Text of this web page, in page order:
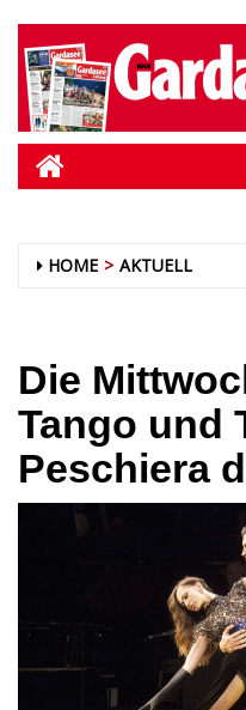
HOME AKTUELL
Die
Tango und
Peschiera